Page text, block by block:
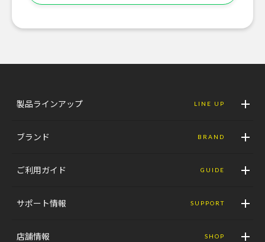
製品ラインアップ LINE UP
ブランド BRAND
ご利用ガイド GUIDE
サポート情報 SUPPORT
店舗情報 SHOP